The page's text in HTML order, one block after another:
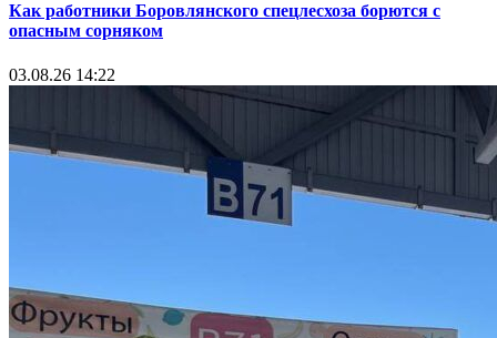
Как работники Боровлянского спецлесхоза борются с
опасным сорняком
03.08.26 14:22